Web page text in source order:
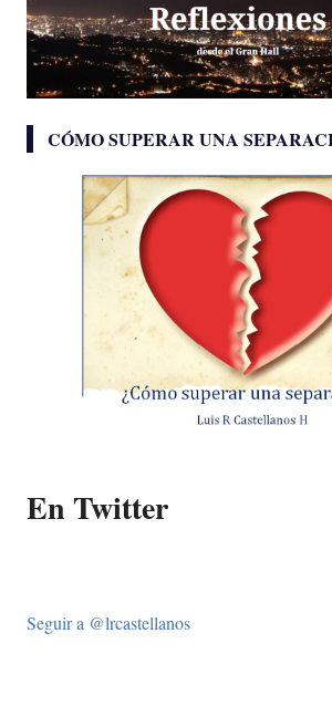
CÓMO SUPERAR UNA
En Twitter
Seguir a @lrcastellanos